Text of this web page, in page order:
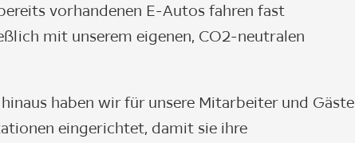
vorhandenen E-Autos fahren fast
mit unserem eigenen, CO2-neutralen
haben wir für unsere Mitarbeiter und Gäste
eingerichtet, damit sie ihre